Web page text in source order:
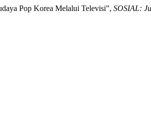
Pop Korea Melalui Televisi”, SOSIAL: